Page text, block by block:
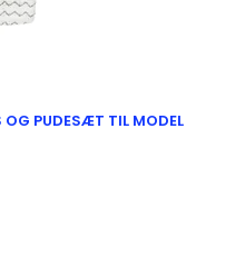
OG PUDESÆT TIL MODEL